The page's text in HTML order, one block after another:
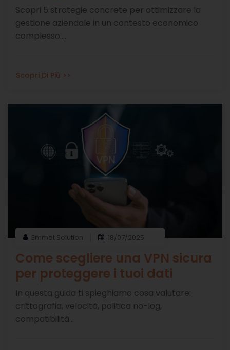
Scopri 5 strategie concrete per ottimizzare la
gestione aziendale in un contesto economico
complesso....
Scopri Di Più >>
Emmet Solution 18/07/2025
Come scegliere una VPN sicura
per proteggere i tuoi dati
In questa guida ti spieghiamo cosa valutare:
crittografia, velocità, politica no-log,
compatibilità...